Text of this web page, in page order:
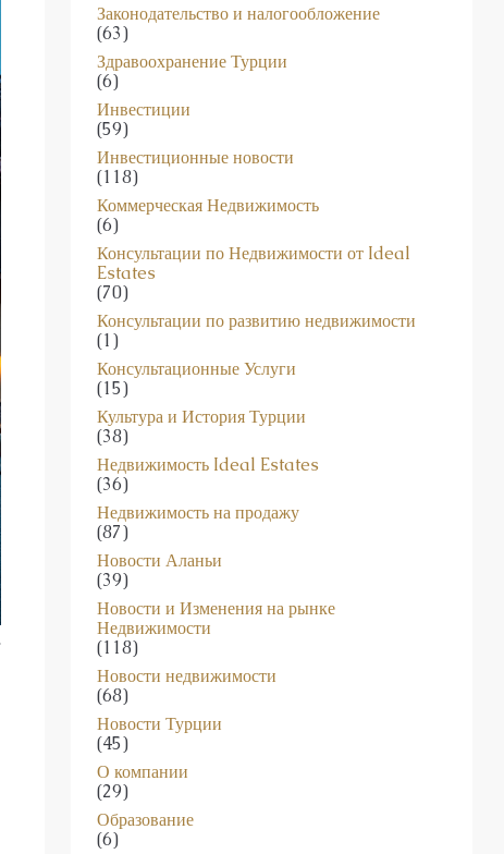
Законодательство и налогообложение
(63)
Здравоохранение Турции
(6)
Инвестиции
(59)
Инвестиционные новости
(118)
Коммерческая Недвижимость
(6)
Консультации по Недвижимости от Ideal
Estates
(70)
Консультации по развитию недвижимости
(1)
Консультационные Услуги
(15)
Культура и История Турции
(38)
Недвижимость Ideal Estates
(36)
Недвижимость на продажу
(87)
Новости Аланьи
(39)
Новости и Изменения на рынке
Недвижимости
(118)
Новости недвижимости
(68)
Новости Турции
(45)
О компании
(29)
Образование
(6)